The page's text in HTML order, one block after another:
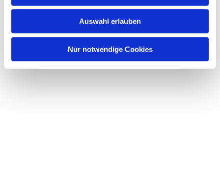
Auswahl erlauben
Nur notwendige Cookies